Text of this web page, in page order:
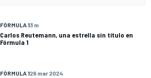
FÓRMULA 13 m
Carlos Reutemann, una estrella sin título en
Fórmula 1
FÓRMULA 126 mar 2024